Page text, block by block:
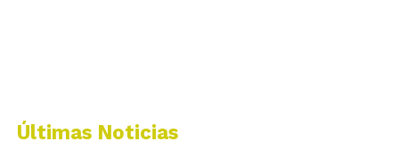
Últimas Noticias